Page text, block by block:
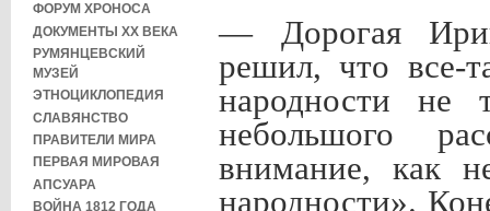
ФОРУМ ХРОНОСА
ДОКУМЕНТЫ XX ВЕКА
РУМЯНЦЕВСКИЙ
МУЗЕЙ
ЭТНОЦИКЛОПЕДИЯ
СЛАВЯНСТВО
ПРАВИТЕЛИ МИРА
ПЕРВАЯ МИРОВАЯ
АПСУАРА
ВОЙНА 1812 ГОДА
— Дорогая
решил, что все-
народности не
небольшого
внимание, как
народности».